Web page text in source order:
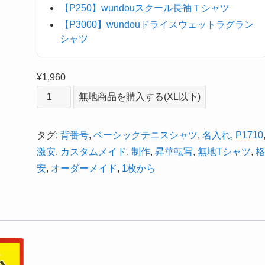
【P250】wundouスクール長袖Ｔシャツ
【P3000】wundouドライスウェットラグラン
シャツ
¥1,960
P1710：
ベ
シ
ク
無地商品を購入する(XL以下)
タグ:背番号,ベーシックテニスシャツ,名入れ, P1710
激安, カスタムメイド,制作,昇華転写,無地Tシャツ,格
安, オーダーメイド, 1枚から